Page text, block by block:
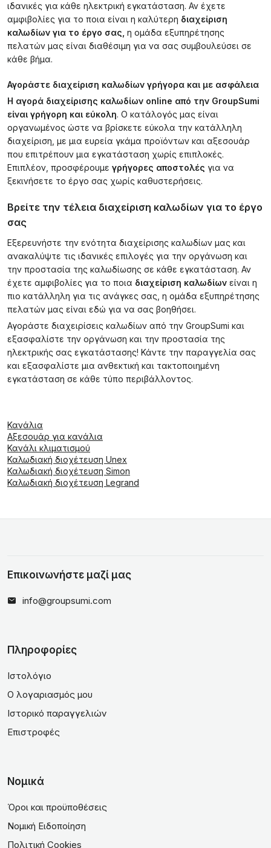
ιδανικές για κάθε ηλεκτρική εγκατάσταση. Αν έχετε
αμφιβολίες για το ποια είναι η καλύτερη διαχείριση
καλωδίων για το έργο σας, η ομάδα εξυπηρέτησης
πελατών μας είναι διαθέσιμη για να σας συμβουλεύσει σε
κάθε βήμα.
Αγοράστε διαχείριση καλωδίων γρήγορα και με ασφάλεια
Η αγορά διαχείρισης καλωδίων online από την GroupSumi
είναι γρήγορη και εύκολη. Ο κατάλογός μας είναι
οργανωμένος ώστε να βρίσκετε εύκολα την κατάλληλη
διαχείριση, με μια ευρεία γκάμα προϊόντων και αξεσουάρ
που επιτρέπουν μια εγκατάσταση χωρίς επιπλοκές.
Επιπλέον, προσφέρουμε γρήγορες αποστολές για να
ξεκινήσετε το έργο σας χωρίς καθυστερήσεις.
Βρείτε την τέλεια διαχείριση καλωδίων για το έργο
σας
Εξερευνήστε την ενότητα διαχείρισης καλωδίων μας και
ανακαλύψτε τις ιδανικές επιλογές για την οργάνωση και
την προστασία της καλωδίωσης σε κάθε εγκατάσταση. Αν
έχετε αμφιβολίες για το ποια διαχείριση καλωδίων είναι η
πιο κατάλληλη για τις ανάγκες σας, η ομάδα εξυπηρέτησης
πελατών μας είναι εδώ για να σας βοηθήσει.
Αγοράστε διαχειρίσεις καλωδίων από την GroupSumi και
εξασφαλίστε την οργάνωση και την προστασία της
ηλεκτρικής σας εγκατάστασης! Κάντε την παραγγελία σας
και εξασφαλίστε μια ανθεκτική και τακτοποιημένη
εγκατάσταση σε κάθε τύπο περιβάλλοντος.
Κανάλια
Αξεσουάρ για κανάλια
Κανάλι κλιματισμού
Καλωδιακή διοχέτευση Unex
Καλωδιακή διοχέτευση Simon
Καλωδιακή διοχέτευση Legrand
Επικοινωνήστε μαζί μας
info@groupsumi.com
Πληροφορίες
Ιστολόγιο
Ο λογαριασμός μου
Ιστορικό παραγγελιών
Επιστροφές
Νομικά
Όροι και προϋποθέσεις
Νομική Ειδοποίηση
Πολιτική Cookies